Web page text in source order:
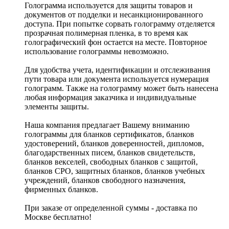
Голограмма используется для защиты товаров и
документов от подделки и несанкционированного
доступа. При попытке сорвать голограмму отделяется
прозрачная полимерная пленка, в то время как
голографический фон остается на месте. Повторное
использование голограммы невозможно.
Для удобства учета, идентификации и отслеживания
пути товара или документа используется нумерация
голограмм. Также на голограмму может быть нанесена
любая информация заказчика и индивидуальные
элементы защиты.
Наша компания предлагает Вашему вниманию
голограммы для бланков сертификатов, бланков
удостоверений, бланков доверенностей, дипломов,
благодарственных писем, бланков свидетельств,
бланков векселей, свободных бланков с защитой,
бланков СРО, защитных бланков, бланков учебных
учреждений, бланков свободного назначения,
фирменных бланков.
При заказе от определенной суммы - доставка по
Москве бесплатно!